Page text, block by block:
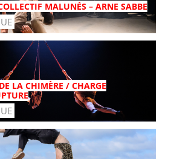
MALUNÉS – ARNE SABBE
LA CHIMÈRE / CHARGE